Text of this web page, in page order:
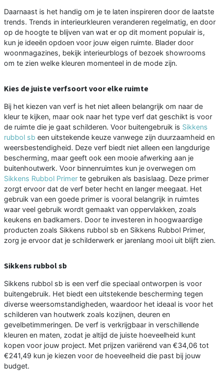
Daarnaast is het handig om je te laten inspireren door de laatste
trends. Trends in interieurkleuren veranderen regelmatig, en door
op de hoogte te blijven van wat er op dit moment populair is,
kun je ideeën opdoen voor jouw eigen ruimte. Blader door
woonmagazines, bekijk interieurblogs of bezoek showrooms
om te zien welke kleuren momenteel in de mode zijn.
Kies de juiste verfsoort voor elke ruimte
Bij het kiezen van verf is het niet alleen belangrijk om naar de
kleur te kijken, maar ook naar het type verf dat geschikt is voor
de ruimte die je gaat schilderen. Voor buitengebruik is Sikkens
rubbol sb een uitstekende keuze vanwege zijn duurzaamheid en
weersbestendigheid. Deze verf biedt niet alleen een langdurige
bescherming, maar geeft ook een mooie afwerking aan je
buitenhoutwerk. Voor binnenruimtes kun je overwegen om
Sikkens Rubbol Primer te gebruiken als basislaag. Deze primer
zorgt ervoor dat de verf beter hecht en langer meegaat. Het
gebruik van een goede primer is vooral belangrijk in ruimtes
waar veel gebruik wordt gemaakt van oppervlakken, zoals
keukens en badkamers. Door te investeren in hoogwaardige
producten zoals Sikkens rubbol sb en Sikkens Rubbol Primer,
zorg je ervoor dat je schilderwerk er jarenlang mooi uit blijft zien.
Sikkens rubbol sb
Sikkens rubbol sb is een verf die speciaal ontworpen is voor
buitengebruik. Het biedt een uitstekende bescherming tegen
diverse weersomstandigheden, waardoor het ideaal is voor het
schilderen van houtwerk zoals kozijnen, deuren en
gevelbetimmeringen. De verf is verkrijgbaar in verschillende
kleuren en maten, zodat je altijd de juiste hoeveelheid kunt
kopen voor jouw project. Met prijzen variërend van €34,06 tot
€241,49 kun je kiezen voor de hoeveelheid die past bij jouw
budget.